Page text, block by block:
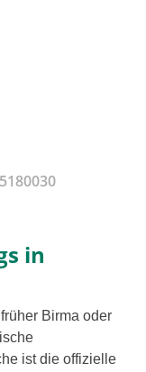
in
Birma oder
ist die offi­zi­el­le